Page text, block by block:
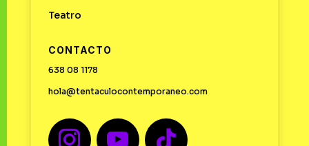
Teatro
CONTACTO
638 08 1178
hola@tentaculocontemporaneo.com